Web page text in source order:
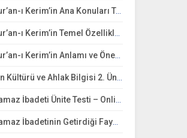
ı Kerim’in Ana Konuları Testi – Online Çöz
Temel Özellikleri ve Önemi Testi – Online Çöz
ı Kerim’in Anlamı ve Önemi Testi – Online Çöz
ve Ahlak Bilgisi 2. Ünite: Namaz İbadeti Çalışmaları
İbadeti Ünite Testi – Online Çöz
İbadetinin Getirdiği Faydalar Testi